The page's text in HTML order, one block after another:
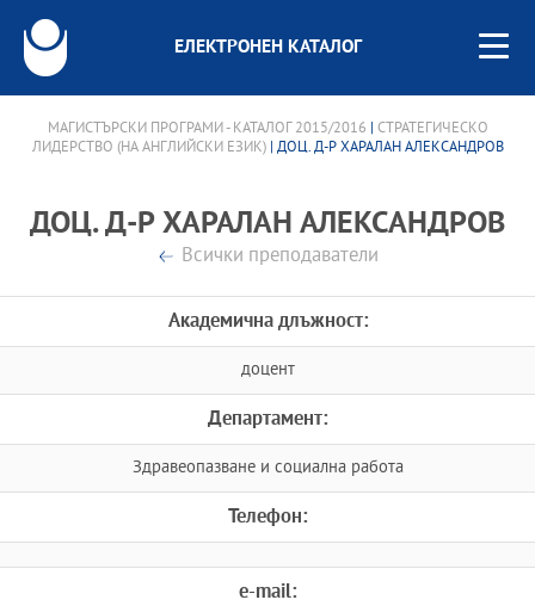
ЕЛЕКТРОНЕН КАТАЛОГ
МАГИСТЪРСКИ ПРОГРАМИ - КАТАЛОГ 2015/2016
СТРАТЕГИЧЕСКО
ЛИДЕРСТВО (НА АНГЛИЙСКИ ЕЗИК)| ДОЦ. Д-Р ХАРАЛАН АЛЕКСАНДРОВ
ДОЦ. Д-Р ХАРАЛАН АЛЕКСАНДРОВ
Всички преподаватели
Академична длъжност:
доцент
Департамент:
Здравеопазване и социална работа
Телефон:
e-mail: